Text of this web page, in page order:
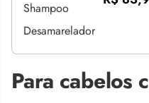
Para cabelos